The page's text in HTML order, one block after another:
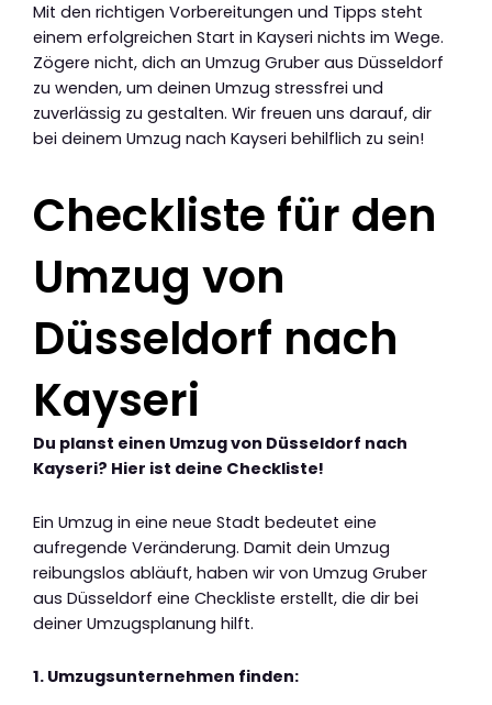
Mit den richtigen Vorbereitungen und Tipps steht
einem erfolgreichen Start in Kayseri nichts im Wege.
Zögere nicht, dich an Umzug Gruber aus Düsseldorf
zu wenden, um deinen Umzug stressfrei und
zuverlässig zu gestalten. Wir freuen uns darauf, dir
bei deinem Umzug nach Kayseri behilflich zu sein!
Checkliste für den
Umzug von
Düsseldorf nach
Kayseri
Du planst einen Umzug von Düsseldorf nach
Kayseri? Hier ist deine Checkliste!
Ein Umzug in eine neue Stadt bedeutet eine
aufregende Veränderung. Damit dein Umzug
reibungslos abläuft, haben wir von Umzug Gruber
aus Düsseldorf eine Checkliste erstellt, die dir bei
deiner Umzugsplanung hilft.
1. Umzugsunternehmen finden: